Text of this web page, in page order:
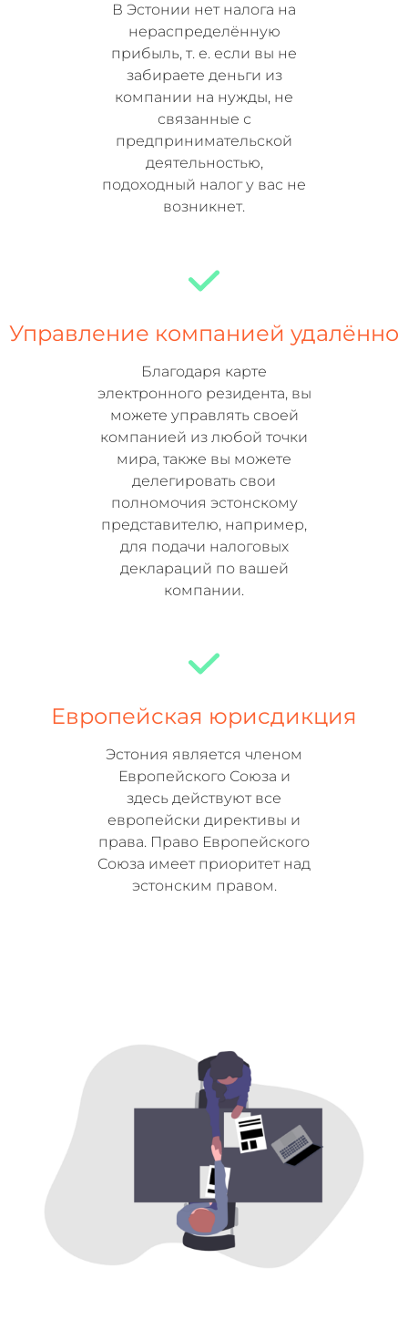
В Эстонии нет налога на
нераспределённую
прибыль, т. е. если вы не
забираете деньги из
компании на нужды, не
связанные с
предпринимательской
деятельностью,
подоходный налог у вас не
возникнет.
Управление компанией удалённо
Благодаря карте
электронного резидента, вы
можете управлять своей
компанией из любой точки
мира, также вы можете
делегировать свои
полномочия эстонскому
представителю, например,
для подачи налоговых
деклараций по вашей
компании.
Европейская юрисдикция
Эстония является членом
Европейского Союза и
здесь действуют все
европейски директивы и
права. Право Европейского
Союза имеет приоритет над
эстонским правом.